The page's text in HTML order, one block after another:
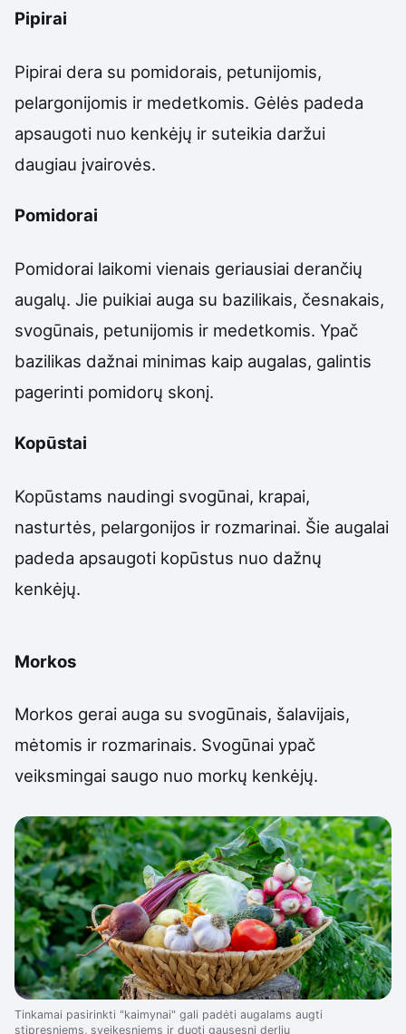
Pipirai
Pipirai dera su pomidorais, petunijomis,
pelargonijomis ir medetkomis. Gėlės padeda
apsaugoti nuo kenkėjų ir suteikia daržui
daugiau įvairovės.
Pomidorai
Pomidorai laikomi vienais geriausiai derančių
augalų. Jie puikiai auga su bazilikais, česnakais,
svogūnais, petunijomis ir medetkomis. Ypač
bazilikas dažnai minimas kaip augalas, galintis
pagerinti pomidorų skonį.
Kopūstai
Kopūstams naudingi svogūnai, krapai,
nasturtės, pelargonijos ir rozmarinai. Šie augalai
padeda apsaugoti kopūstus nuo dažnų
kenkėjų.
Morkos
Morkos gerai auga su svogūnais, šalavijais,
mėtomis ir rozmarinais. Svogūnai ypač
veiksmingai saugo nuo morkų kenkėjų.
Tinkamai pasirinkti "kaimynai" gali padėti augalams augti
stipresniems, sveikesniems ir duoti gausesnį derlių